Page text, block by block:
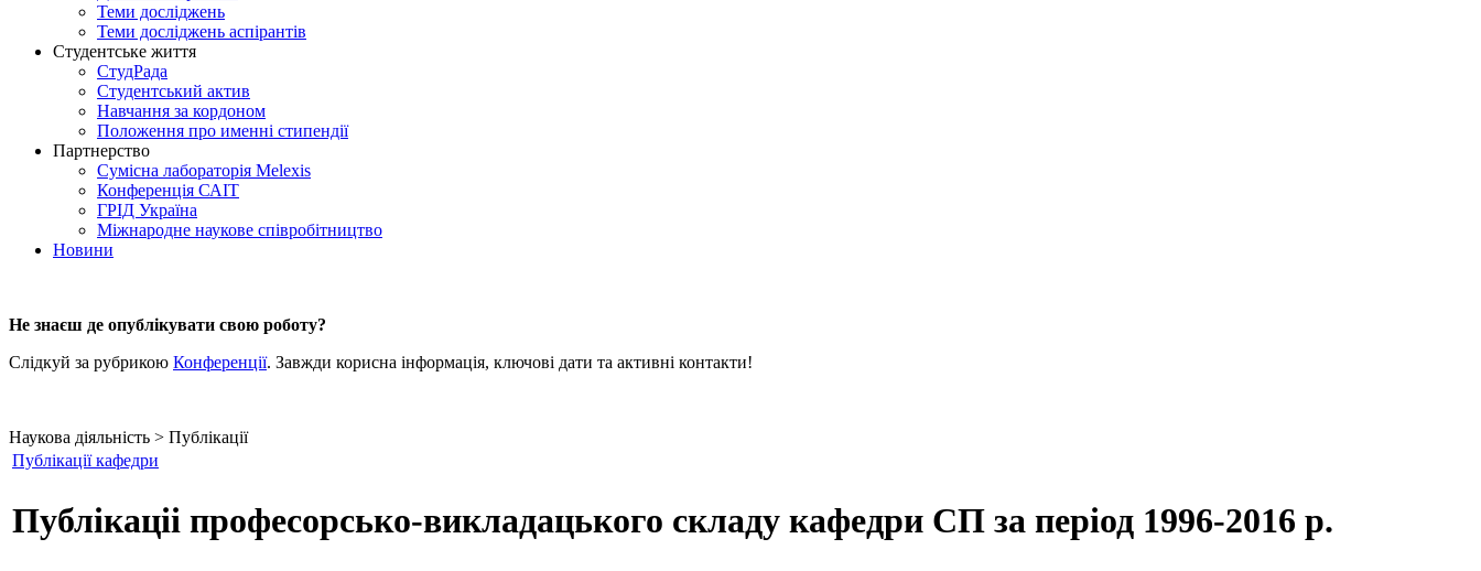
Теми досліджень
Теми досліджень аспірантів
Студентське життя
СтудРада
Студентський актив
Навчання за кордоном
Положення про именні стипендії
Партнерство
Сумісна лабораторія Melexis
Конференція САІТ
ГРІД Україна
Міжнародне наукове співробітництво
Новини
Не знаєш де опублікувати свою роботу?
Слідкуй за рубрикою Конференції. Завжди корисна інформація, ключові дати та активні контакти!
Наукова діяльність > Публікації
Публікації кафедри
Публікаціі професорсько-викладацького складу кафедри СП за період 1996-2016 р.